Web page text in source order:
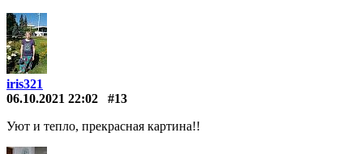
iris321
06.10.2021 22:02
#13
Уют и тепло, прекрасная картина!!